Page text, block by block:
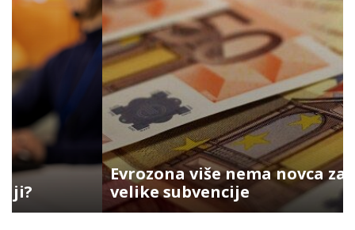
Evrozona više nema novca za
velike subvencije